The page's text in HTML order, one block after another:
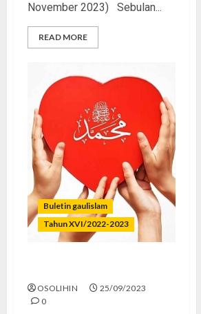
November 2023) Sebulan...
READ MORE
Buletin gaulislam
Tahun XVI/2022-2023
OSOLIHIN
25/09/2023
0